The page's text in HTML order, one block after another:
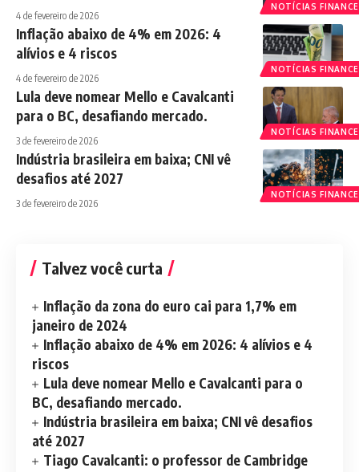
NOTÍCIAS
4 de fevereiro de 2026
NOTÍCIAS
Inflação abaixo de 4% em 2026: 4
alívios e 4 riscos
4 de fevereiro de 2026
NOTÍCIAS
Lula deve nomear Mello e Cavalcanti
para o BC, desafiando mercado.
3 de fevereiro de 2026
NOTÍCIAS
Indústria brasileira em baixa; CNI vê
desafios até 2027
3 de fevereiro de 2026
Talvez você curta
Inflação da zona do euro cai para 1,7% em
janeiro de 2024
Inflação abaixo de 4% em 2026: 4 alívios e 4
riscos
Lula deve nomear Mello e Cavalcanti para o
BC, desafiando mercado.
Indústria brasileira em baixa; CNI vê desafios
até 2027
Tiago Cavalcanti: o professor de Cambridge